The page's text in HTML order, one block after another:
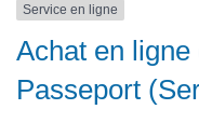
Service en ligne
Achat en
Passeport